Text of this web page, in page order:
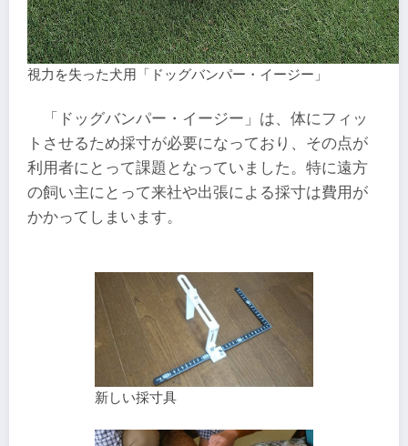
視力を失った犬用「ドッグバンパー・イージー」
「ドッグバンパー・イージー」は、体にフィッ
トさせるため採寸が必要になっており、その点が
利用者にとって課題となっていました。特に遠方
の飼い主にとって来社や出張による採寸は費用が
かかってしまいます。
新しい採寸具